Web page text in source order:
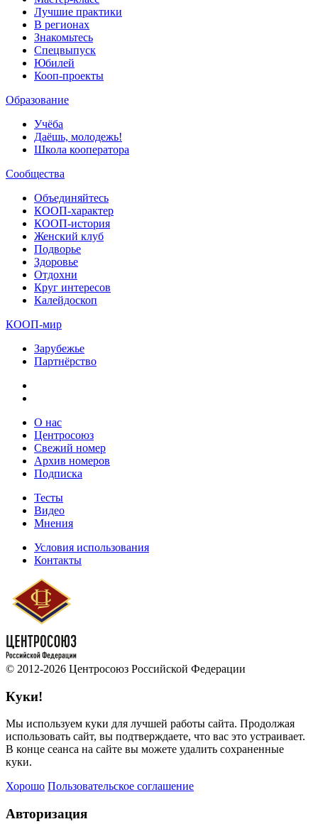
Лучшие практики
В регионах
Знакомьтесь
Спецвыпуск
Юбилей
Кооп-проекты
Образование
Учёба
Даёшь, молодежь!
Школа кооператора
Сообщества
Объединяйтесь
КООП-характер
КООП-история
Женский клуб
Подворье
Здоровье
Отдохни
Круг интересов
Калейдоскоп
КООП-мир
Зарубежье
Партнёрство
О нас
Центросоюз
Свежий номер
Архив номеров
Подписка
Тесты
Видео
Мнения
Условия использования
Контакты
© 2012-2026 Центросоюз Российской Федерации
Куки!
Мы используем куки для лучшей работы сайта. Продолжая
использовать сайт, вы подтверждаете, что вас это устраивает.
В конце сеанса на сайте вы можете удалить сохраненные
куки.
Хорошо Пользовательское соглашение
Авторизация